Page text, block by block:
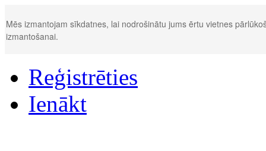
Mēs izmantojam sīkdatnes, lai nodrošinātu jums ērtu vietnes
izmantošanai.
Reģistrēties
Ienākt